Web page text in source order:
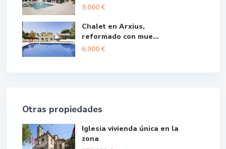
9.000 €
Chalet en Arxius,
reformado con mue...
6.900 €
Otras propiedades
Iglesia vivienda única en la
zona